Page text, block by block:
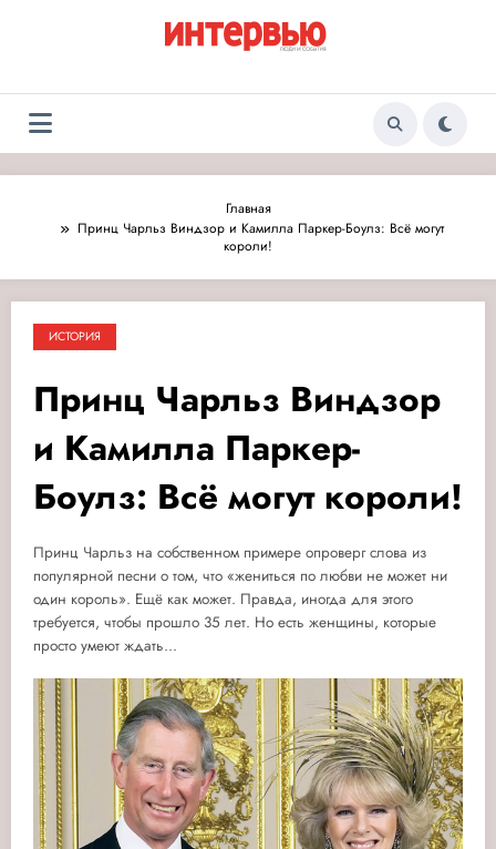
Журнал «Интервью:
Люди и события»
Люди и события
Главная
Принц Чарльз Виндзор и Камилла Паркер-Боулз: Всё могут
короли!
ИСТОРИЯ
Принц Чарльз Виндзор
и Камилла Паркер-
Боулз: Всё могут короли!
Принц Чарльз на собственном примере опроверг слова из
популярной песни о том, что «жениться по любви не может ни
один король». Ещё как может. Правда, иногда для этого
требуется, чтобы прошло 35 лет. Но есть женщины, которые
просто умеют ждать...